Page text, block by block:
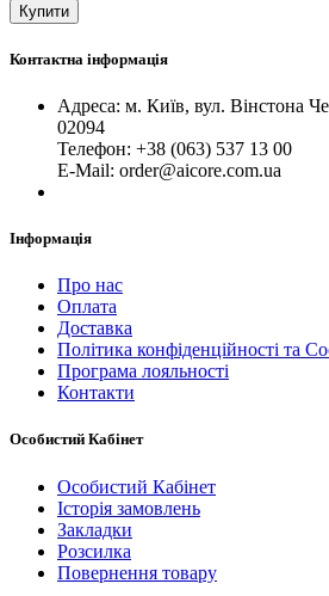
Купити
Контактна інформація
Адреса: м. Київ, вул. Вінстона
02094
Телефон: +38 (063) 537 13 00
Е-Mail: order@aicore.com.ua
Інформація
Про нас
Оплата
Доставка
Політика конфіденційності та
Програма лояльності
Контакти
Особистий Кабінет
Особистий Кабінет
Історія замовлень
Закладки
Розсилка
Повернення товару